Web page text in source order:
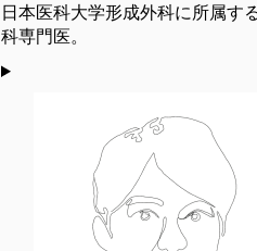
日本医科大学形成外科に所属す
科専門医。